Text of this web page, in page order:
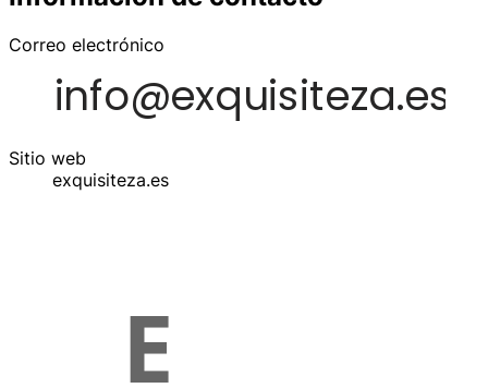
Correo electrónico
Sitio web
exquisiteza.es